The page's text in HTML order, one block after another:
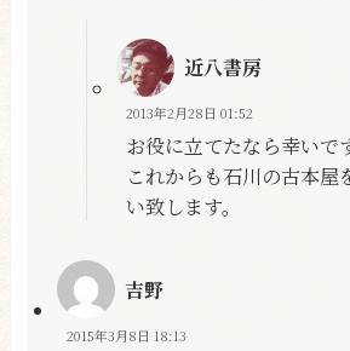
近八書房
2013年2月28日 01:52
お役に立てたなら幸いで
これからも石川の古本屋
い致します。
吉野
2015年3月8日 18:13